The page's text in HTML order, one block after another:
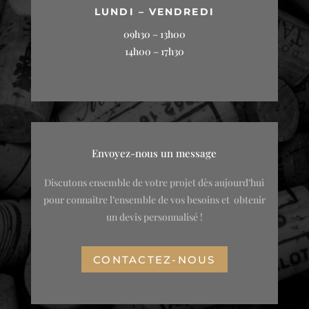
LUNDI – VENDREDI
09h30 – 13h00
14h00 – 17h30
Envoyez-nous un message
Discutons ensemble de votre projetdès aujourd’hui
pour connaître l’ensemble de vos besoins et obtenir
un devis personnalisé !
CONTACTEZ-NOUS